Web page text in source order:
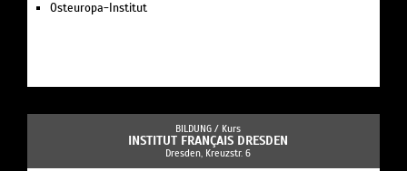
Osteuropa-Institut
BILDUNG / Kurs
INSTITUT FRANÇAIS DRESDEN
Dresden, Kreuzstr. 6